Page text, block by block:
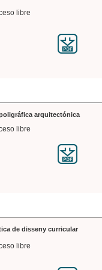
libre
arquitectónica
libre
de disseny curricular
libre